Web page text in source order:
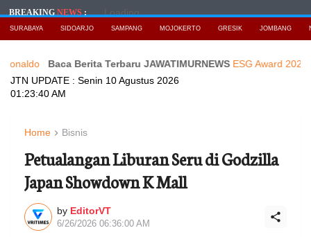
BREAKINGNEWS: Loading...
SURABAYA SIDOARJO SAMPANG MOJOKERTO GRESIK JOMBANG
Baca Berita Terbaru JAWATIMURNEWS ESG Award 2026 by
JTN UPDATE : Senin 10 Agustus 2026
01:23:42 AM
Home Bisnis
Petualangan Liburan Seru di Godzilla
Japan Showdown K Mall
by EditorVT
6/26/2026 06:36:00 AM